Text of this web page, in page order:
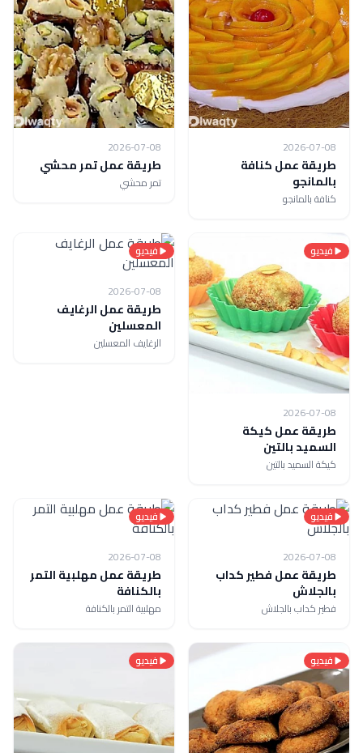
2026-07-08
طريقة عمل كنافة
بالمانجو
كنافة بالمانجو
2026-07-08
طريقة عمل تمر محشي
تمر محشي
فيديو
2026-07-08
طريقة عمل كيكة
السميد بالتين
كيكة السميد بالتين
فيديو
2026-07-08
طريقة عمل الرغايف
المعسلين
الرغايف المعسلين
فيديو
2026-07-08
طريقة عمل فطير كداب
بالجلاش
فطير كداب بالجلاش
فيديو
2026-07-08
طريقة عمل مهلبية التمر
بالكنافة
مهلبية التمر بالكنافة
فيديو فيديو